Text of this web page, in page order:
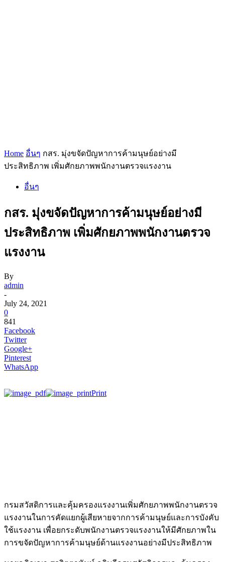
Home อื่นๆ กสร. มุ่งขจัดปัญหาการค้ามนุษย์อย่างมี
ประสิทธิภาพ เพิ่มศักยภาพพนักงานตรวจแรงงาน
อื่นๆ
กสร. มุ่งขจัดปัญหาการค้ามนุษย์อย่างมี
ประสิทธิภาพ เพิ่มศักยภาพพนักงานตรวจ
แรงงาน
By
admin
-
July 24, 2021
0
841
Facebook
Twitter
Google+
Pinterest
WhatsApp
Print
กรมสวัสดิการและคุ้มครองแรงงานเพิ่มศักยภาพพนักงานตรวจ
แรงงานในการคัดแยกผู้เสียหายจากการค้ามนุษย์และการบังคับ
ใช้แรงงาน เพื่อยกระดับพนักงานตรวจแรงงานให้มีศักยภาพใน
การขจัดปัญหาการค้ามนุษย์ด้านแรงงานอย่างมีประสิทธิภาพ